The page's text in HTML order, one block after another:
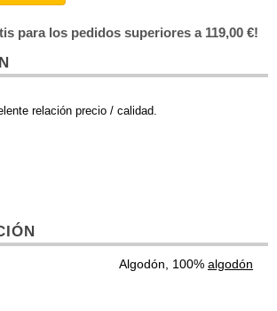
para los pedidos superiores a 119,00 €!
relación precio / calidad.
Algodón, 100% algodón